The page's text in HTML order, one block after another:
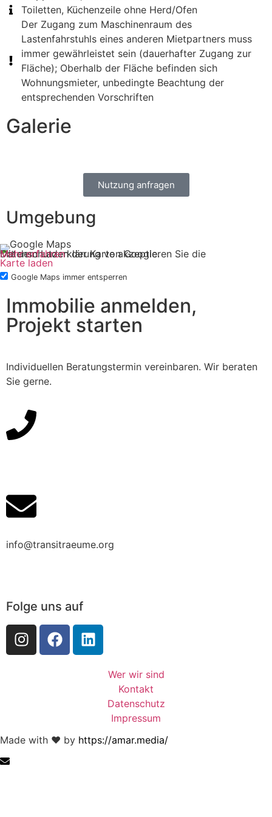
Toiletten, Küchenzeile ohne Herd/Ofen
Der Zugang zum Maschinenraum des
Lastenfahrstuhls eines anderen Mietpartners muss
immer gewährleistet sein (dauerhafter Zugang zur
Fläche); Oberhalb der Fläche befinden sich
Wohnungsmieter, unbedingte Beachtung der
entsprechenden Vorschriften
Galerie
Nutzung anfragen
Umgebung
Mit dem Laden der Karte akzeptieren Sie die Datenschutzerklärung von Google.
Mehr erfahren
Karte laden
Google Maps immer entsperren
Immobilie anmelden,
Projekt starten
Individuellen Beratungstermin vereinbaren. Wir beraten
Sie gerne.
info@transitraeume.org
Folge uns auf
Wer wir sind
Kontakt
Datenschutz
Impressum
Made with ❤︎ by https://amar.media/